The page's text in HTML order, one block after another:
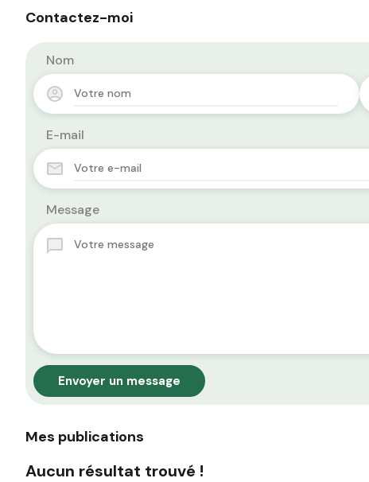
Contactez-moi
Nom
E-mail
Message
Envoyer un message
Mes publications
Aucun résultat trouvé !